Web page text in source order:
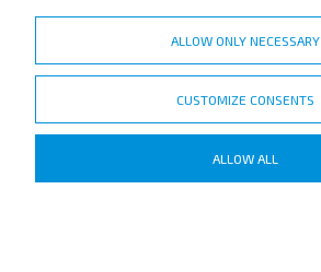
zadzior.pl
ALLOW ONLY NECESSARY
CUSTOMIZE CONSENTS
ALLOW ALL